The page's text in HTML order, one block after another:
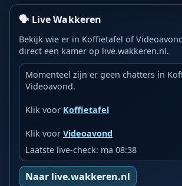
🗣️ Live Wakkeren
Bekijk wie er in Koffietafel of
direct een kamer op live.wakkeren.nl.
Momenteel zijn er geen chatters in
Videoavond.
Klik voor Koffietafel
Klik voorVideoavond
Laatste live-check: ma 08:38
Naar live.wakkeren.nl